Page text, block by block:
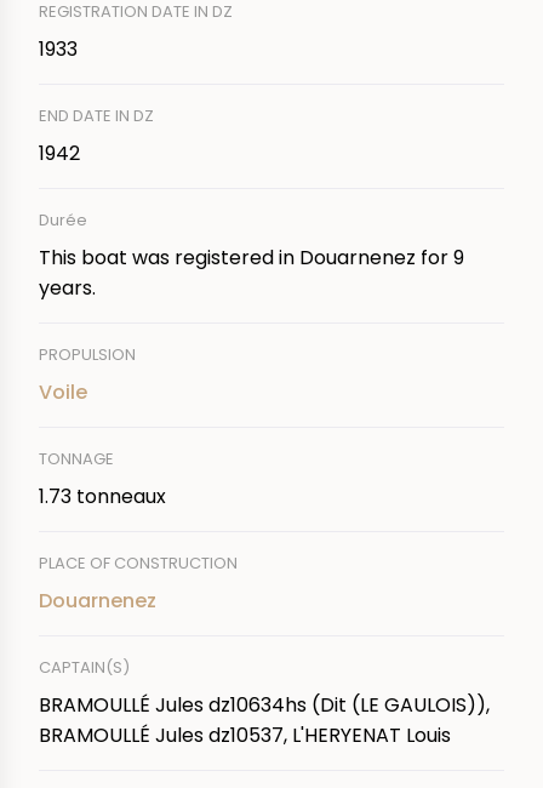
REGISTRATION DATE IN DZ
1933
END DATE IN DZ
1942
Durée
This boat was registered in Douarnenez for 9
years.
PROPULSION
Voile
TONNAGE
1.73 tonneaux
PLACE OF CONSTRUCTION
Douarnenez
CAPTAIN(S)
BRAMOULLÉ Jules dz10634hs (Dit (LE GAULOIS)),
BRAMOULLÉ Jules dz10537, L'HERYENAT Louis